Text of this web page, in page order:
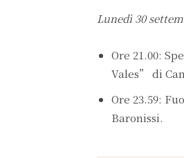
Lunedì 30
Ore 21.00:
Vales” di
Ore 23.59:
Baronissi.